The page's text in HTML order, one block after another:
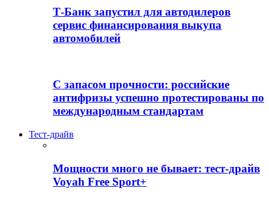
Т-Банк запустил для автодилеров
сервис финансирования выкупа
автомобилей
С запасом прочности: российские
антифризы успешно протестированы по
международным стандартам
Тест-драйв
Мощности много не бывает: тест-драйв
Voyah Free Sport+